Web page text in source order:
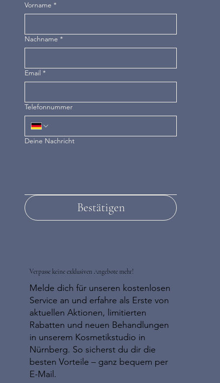
Vorname *
Nachname *
Email *
Telefonnummer
Deine Nachricht
Bestätigen
Verpasse keine exklusiven Angebote mehr!
Melde dich für unseren kostenlosen
Service an und erfahre als Erste von
aktuellen Aktionen, limitierten
Rabatten und neuen Behandlungen
in unserem Kosmetikstudio in
Nürnberg. So sicherst du dir die
besten Vorteile – ganz bequem per
E-Mail.